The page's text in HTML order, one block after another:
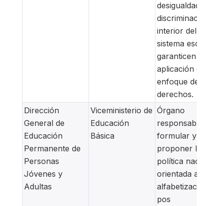
desigualdad y la
discriminación al
interior del
sistema escolar
garanticen la
aplicación del
enfoque de
derechos.
Dirección
General de
Educación
Permanente de
Personas
Jóvenes y
Adultas
Viceministerio de
Educación
Básica
Órgano
responsable de
formular y
proponer la
política nacional
orientada a la
alfabetización y
pos